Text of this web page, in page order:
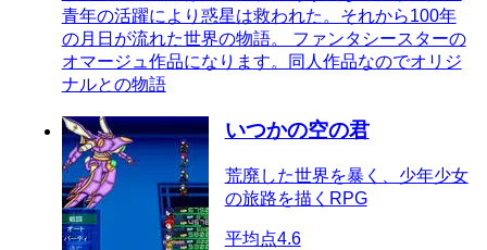
青年の活躍により惑星は救われた。それから100年
の月日が流れた世界の物語。 ファンタシースターの
オマージュ作品になります。同人作品なのでオリジ
ナルとの物語
いつかの空の君
荒廃した世界を暴く、少年少女
の旅路を描くRPG
平均点4.6